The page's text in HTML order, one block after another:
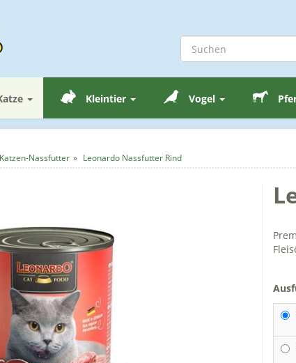
Kleintier Vogel
Katzen-Nassfutter Leonardo Nassfutter Rind